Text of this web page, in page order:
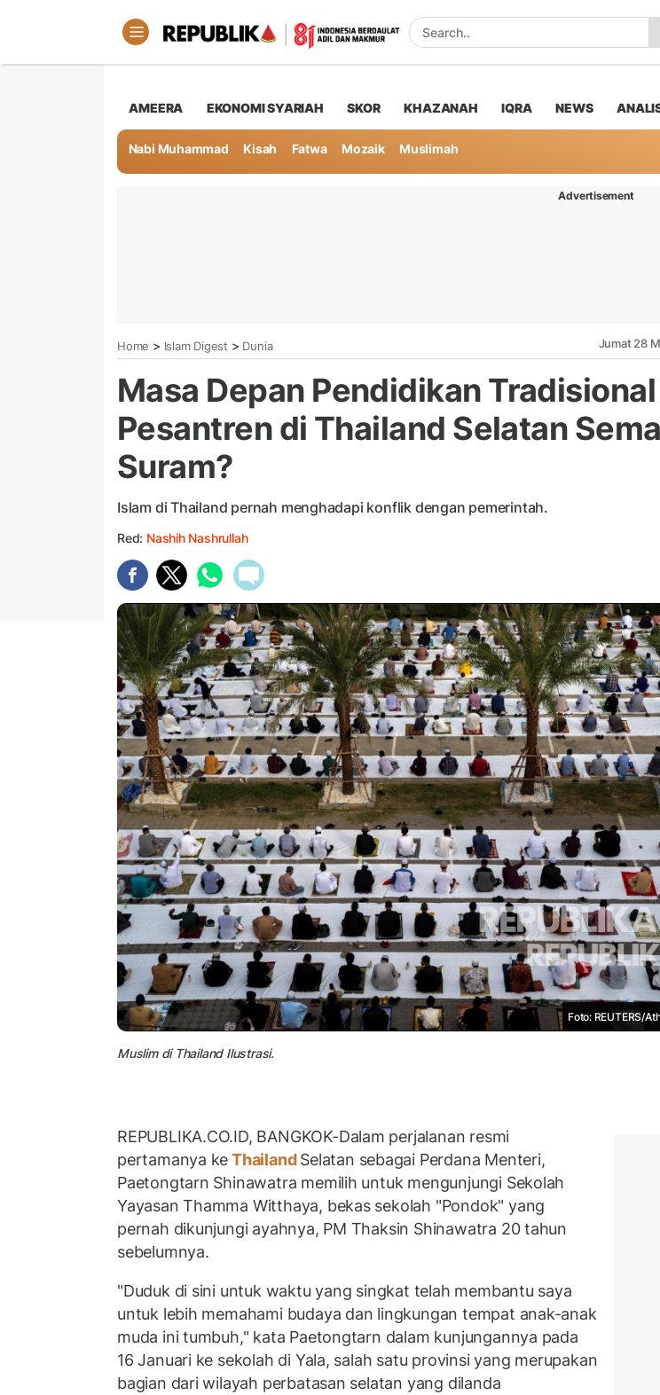
AMEERA EKONOMI SYARIAH SKOR KHAZANAH IQRA NEWS
Nabi Muhammad Kisah Fatwa Mozaik Muslimah
Advertisement
Home > Islam Digest > Dunia Jumat 28
Masa Depan Pendidikan Tradisional
Pesantren di Thailand Selatan
Suram?
Islam di Thailand pernah menghadapi konflik dengan pemerintah.
Red: Nashih Nashrullah
Foto: REUTERS/
Muslim di Thailand Ilustrasi.
REPUBLIKA.CO.ID, BANGKOK-Dalam perjalanan resmi
pertamanya keThailandSelatan sebagai Perdana Menteri,
Paetongtarn Shinawatra memilih untuk mengunjungi Sekolah
Yayasan Thamma Witthaya, bekas sekolah "Pondok" yang
pernah dikunjungi ayahnya, PM Thaksin Shinawatra 20 tahun
sebelumnya.
"Duduk di sini untuk waktu yang singkat telah membantu saya
untuk lebih memahami budaya dan lingkungan tempat anak-anak
muda ini tumbuh," kata Paetongtarn dalam kunjungannya pada
16 Januari ke sekolah di Yala, salah satu provinsi yang merupakan
bagian dari wilayah perbatasan selatan yang dilanda